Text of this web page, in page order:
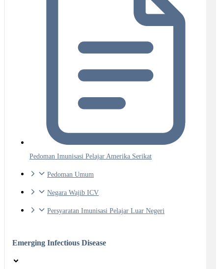
Pedoman Imunisasi Pelajar Amerika Serikat
Pedoman Umum
Negara Wajib ICV
Persyaratan Imunisasi Pelajar Luar Negeri
Emerging Infectious Disease